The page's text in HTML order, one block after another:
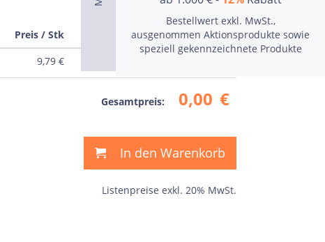
Preis / Stk
Preis
9,79 €
Gesamtpreis: 0,00 €
In den Warenkorb
Listenpreise exkl. 20% MwSt.
Bestellwert exkl. MwSt.,
ausgenommen Aktionsprodukte sowie
speziell gekennzeichnete Produkte